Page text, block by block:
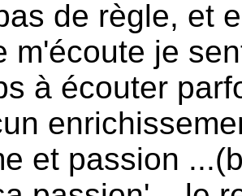
de règle, et
m'écoute je
à écouter
et passion